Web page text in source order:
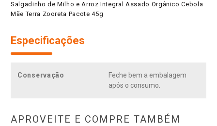
Salgadinho de Milho e Arroz Integral Assado Orgânico Cebola
Mãe Terra Zooreta Pacote 45g
Especificações
Conservação
Feche bem a embalagem
após o consumo.
APROVEITE E COMPRE TAMBÉM